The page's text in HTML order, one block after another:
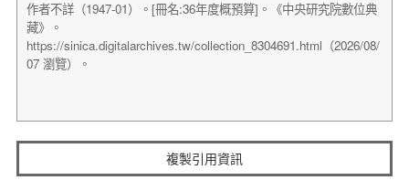
複製引用資訊